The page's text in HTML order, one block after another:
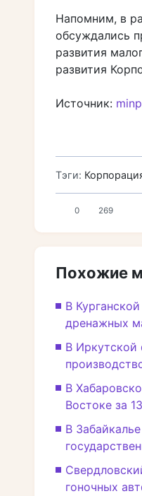
Напомним, в
обсуждались
развития
развития
Источник:
Тэги:
0 269
Похожие
В
дренажных
В Иркутской
В
Востоке за
В
гоночных